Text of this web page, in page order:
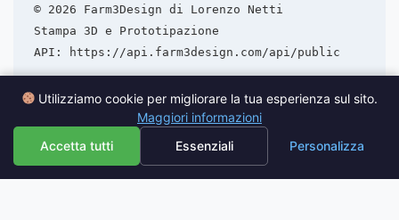
© 2026 Farm3Design di Lorenzo Netti
Stampa 3D e Prototipazione
Utilizziamo cookie per migliorare la tua esperienza sul sito.
Maggiori informazioni
Accetta tutti
Essenziali Personalizza